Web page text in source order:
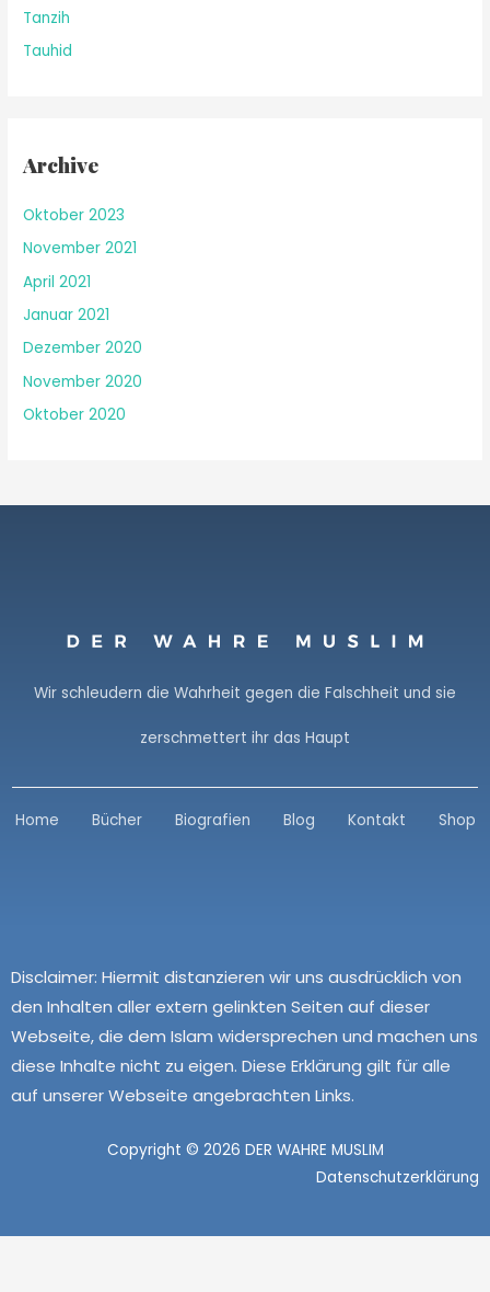
Tanzih
Tauhid
Archive
Oktober 2023
November 2021
April 2021
Januar 2021
Dezember 2020
November 2020
Oktober 2020
Wir schleudern die Wahrheit gegen die Falschheit und sie
zerschmettert ihr das Haupt
Home Bücher Biografien Blog Kontakt Shop
Disclaimer: Hiermit distanzieren wir uns ausdrücklich von
den Inhalten aller extern gelinkten Seiten auf dieser
Webseite, die dem Islam widersprechen und machen uns
diese Inhalte nicht zu eigen. Diese Erklärung gilt für alle
auf unserer Webseite angebrachten Links.
Copyright © 2026 DER WAHRE MUSLIM
Datenschutzerklärung